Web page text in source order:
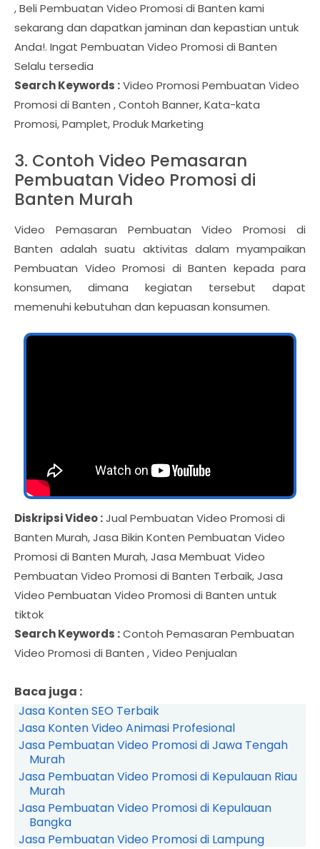
, Beli Pembuatan Video Promosi di Banten kami
sekarang dan dapatkan jaminan dan kepastian untuk
Anda!. Ingat Pembuatan Video Promosi di Banten
Selalu tersedia
Search Keywords :Video Promosi Pembuatan Video
Promosi di Banten , Contoh Banner, Kata-kata
Promosi, Pamplet, Produk Marketing
3. Contoh Video Pemasaran
Pembuatan Video Promosi di
Banten Murah
Video Pemasaran Pembuatan Video Promosi di
Banten adalah suatu aktivitas dalam myampaikan
Pembuatan Video Promosi di Banten kepada para
konsumen, dimana kegiatan tersebut dapat
memenuhi kebutuhan dan kepuasan konsumen.
Diskripsi Video :Jual Pembuatan Video Promosi di
Banten Murah, Jasa Bikin Konten Pembuatan Video
Promosi di Banten Murah, Jasa Membuat Video
Pembuatan Video Promosi di Banten Terbaik, Jasa
Video Pembuatan Video Promosi di Banten untuk
tiktok
Search Keywords :Contoh Pemasaran Pembuatan
Video Promosi di Banten , Video Penjualan
Baca juga :
Jasa Konten SEO Terbaik
Jasa Konten Video Animasi Profesional
Jasa Pembuatan Video Promosi di Jawa Tengah
Murah
Jasa Pembuatan Video Promosi di Kepulauan Riau
Murah
Jasa Pembuatan Video Promosi di Kepulauan
Bangka
Jasa Pembuatan Video Promosi di Lampung